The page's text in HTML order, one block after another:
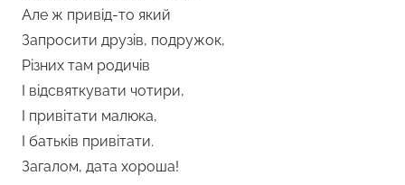
Але ж привід-то який
Запросити друзів, подружок,
Різних там родичів
І відсвяткувати чотири,
І привітати малюка,
І батьків привітати.
Загалом, дата хороша!